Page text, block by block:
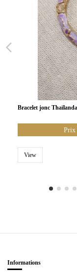
Bracelet jonc
Prix
View
Informations